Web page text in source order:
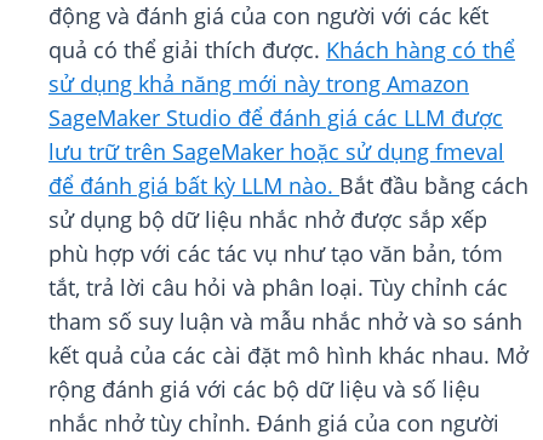
động và đánh giá của con người với các kết
quả có thể giải thích được. Khách hàng có thể
sử dụng khả năng mới này trong Amazon
SageMaker Studio để đánh giá các LLM được
lưu trữ trên SageMaker hoặc sử dụng fmeval
để đánh giá bất kỳ LLM nào. Bắt đầu bằng cách
sử dụng bộ dữ liệu nhắc nhở được sắp xếp
phù hợp với các tác vụ như tạo văn bản, tóm
tắt, trả lời câu hỏi và phân loại. Tùy chỉnh các
tham số suy luận và mẫu nhắc nhở và so sánh
kết quả của các cài đặt mô hình khác nhau. Mở
rộng đánh giá với các bộ dữ liệu và số liệu
nhắc nhở tùy chỉnh. Đánh giá của con người